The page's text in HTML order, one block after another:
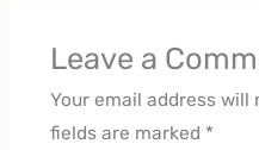
Leave a
Your email address will
fields are marked *